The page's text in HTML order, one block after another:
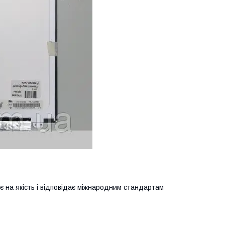
якість і відповідає міжнародним стандартам